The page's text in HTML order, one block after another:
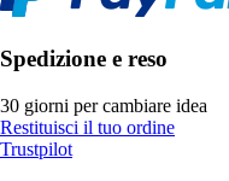
Spedizione e reso
30 giorni per cambiare idea
Restituisci il tuo ordine
Trustpilot